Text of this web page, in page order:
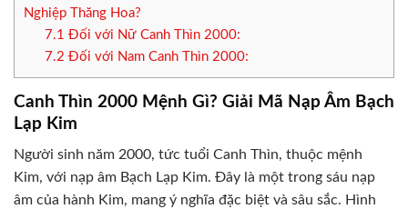
Nghiệp Thăng Hoa?
7.1 Đối với Nữ Canh Thìn 2000:
7.2 Đối với Nam Canh Thìn 2000:
Canh Thìn 2000 Mệnh Gì? Giải Mã Nạp Âm Bạch
Lạp Kim
Người sinh năm 2000, tức tuổi Canh Thìn, thuộc mệnh
Kim, với nạp âm Bạch Lạp Kim. Đây là một trong sáu nạp
âm của hành Kim, mang ý nghĩa đặc biệt và sâu sắc. Hình